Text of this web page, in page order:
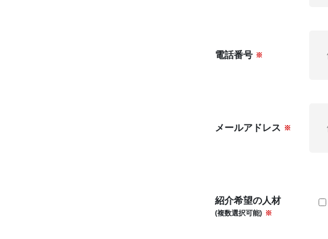
電話番号 ※
メールアドレス ※
紹介希望の人材
(複数選択可能) ※